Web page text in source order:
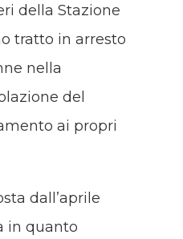
della Stazione
tratto in arresto
nella
del
ai propri
dall’aprile
in quanto